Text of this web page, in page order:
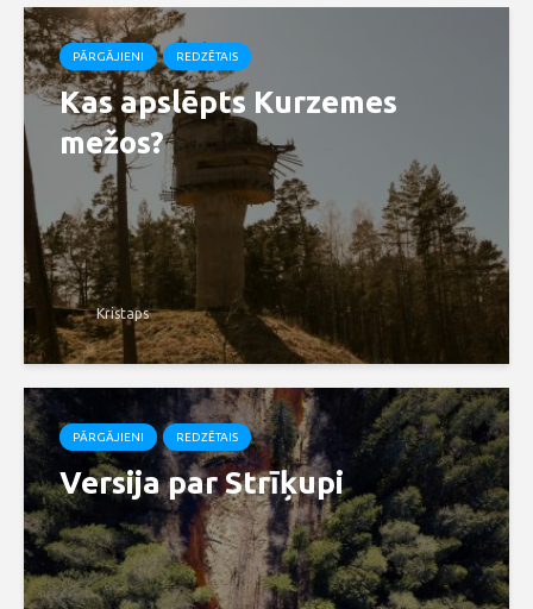
PĀRGĀJIENI REDZĒTAIS
Kas apslēpts Kurzemes
mežos?
Kristaps
PĀRGĀJIENI REDZĒTAIS
Versija par Strīķupi